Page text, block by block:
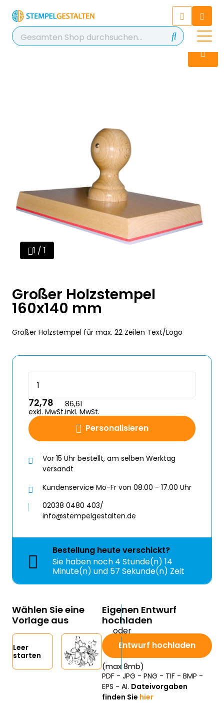
Chatten Sie 24/7 mit unserem
hilfreichen Chatbot
Kontakt
+49 2038 0480 403
1 / 1
Großer Holzstempel
160x140 mm
Großer Holzstempel für max. 22 Zeilen Text/Logo
Personalisieren
72,78
exkl. MwSt.
86,61
inkl. MwSt.
Vor 15 Uhr bestellt, am selben Werktag
versandt
Kundenservice Mo-Fr von 08.00 - 17.00 Uhr
02038 0480 403/
info@stempelgestalten.de
Bestellung heuteverschickt?
Sie haben noch 4 Stunde(n) 14
Minute(n) und 56 Sekunde(n) Zeit
Wählen Sie eine
Vorlage aus
Leer
starten
Eigenen Entwurf
hochladen
Entwurf hochladen
(max 8mb)
PDF - JPG - PNG - TIF - BMP -
EPS - AI. Dateivorgaben
finden Sie hier